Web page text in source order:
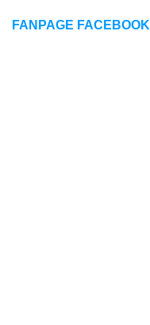
FANPAGE FACEBOOK